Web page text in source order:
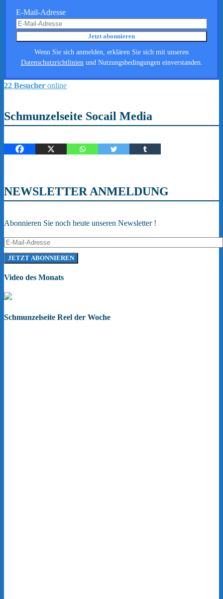
E-Mail-Adresse
Wenn Sie sich anmelden, erklären Sie sich mit unseren
Datenschutzrichtlinien und Nutzungsbedingungen einverstanden.
22 Besucher online
Schmunzelseite Socail Media
NEWSLETTER ANMELDUNG
Abonnieren Sie noch heute unseren Newsletter !
Video des Monats
Schmunzelseite Reel der Woche